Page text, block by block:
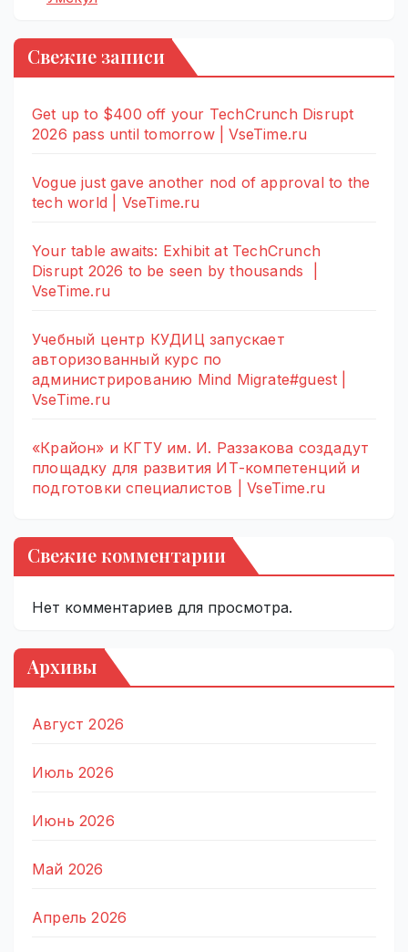
Свежие записи
Get up to $400 off your TechCrunch Disrupt
2026 pass until tomorrow | VseTime.ru
Vogue just gave another nod of approval to the
tech world | VseTime.ru
Your table awaits: Exhibit at TechCrunch
Disrupt 2026 to be seen by thousands |
VseTime.ru
Учебный центр КУДИЦ запускает
авторизованный курс по
администрированию Mind Migrate#guest |
VseTime.ru
«Крайон» и КГТУ им. И. Раззакова создадут
площадку для развития ИТ-компетенций и
подготовки специалистов | VseTime.ru
Свежие комментарии
Нет комментариев для просмотра.
Архивы
Август 2026
Июль 2026
Июнь 2026
Май 2026
Апрель 2026